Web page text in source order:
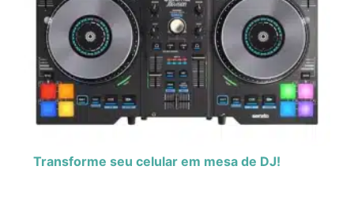
Transforme seu celular em mesa de DJ!